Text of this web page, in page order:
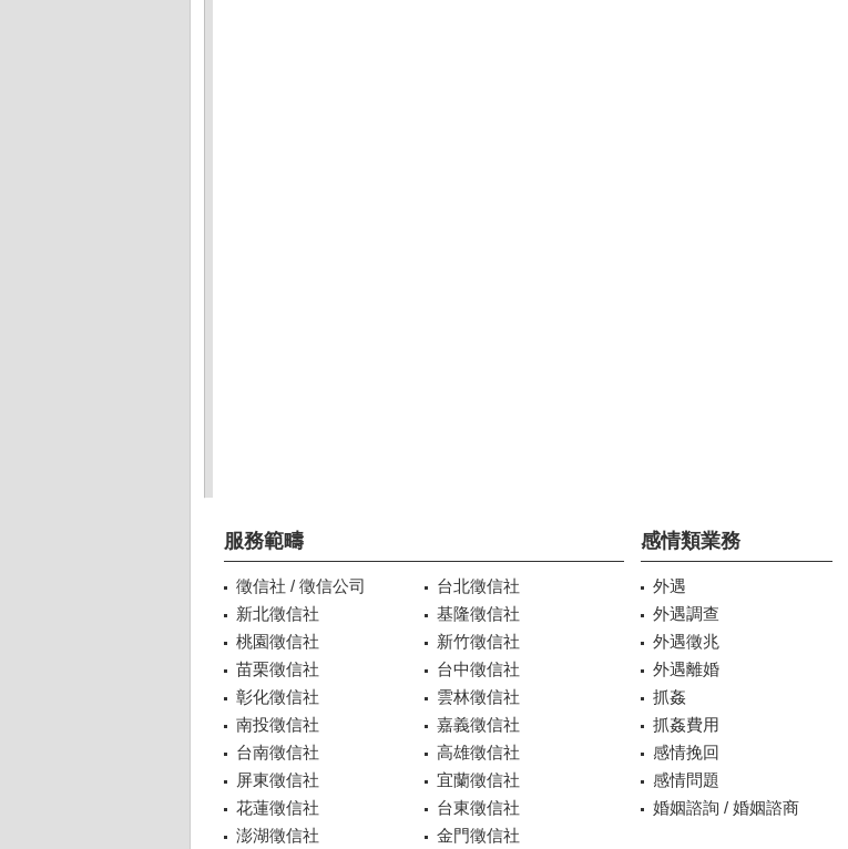
服務範疇
徵信社 / 徵信公司
台北徵信社
新北徵信社
基隆徵信社
桃園徵信社
新竹徵信社
苗栗徵信社
台中徵信社
彰化徵信社
雲林徵信社
南投徵信社
嘉義徵信社
台南徵信社
高雄徵信社
屏東徵信社
宜蘭徵信社
花蓮徵信社
台東徵信社
澎湖徵信社
金門徵信社
感情類業務
外遇
外遇調查
外遇徵兆
外遇離婚
抓姦
抓姦費用
感情挽回
感情問題
婚姻諮詢 / 婚姻諮商